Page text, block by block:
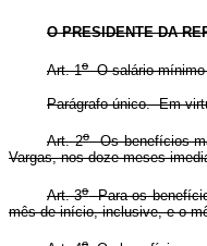
O PRESIDENTE DA
Art. 1oO salário mínimo
Parágrafo único. Em
Art. 2oOs benefícios
Vargas, nos doze meses
Art. 3oPara os
mês de início, inclusive, e o